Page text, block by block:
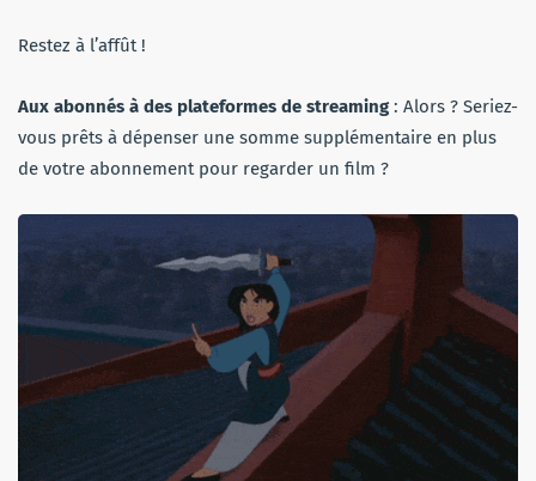
Restez à l’affût !
Aux abonnés à des plateformes de streaming: Alors ? Seriez-
vous prêts à dépenser une somme supplémentaire en plus
de votre abonnement pour regarder un film ?